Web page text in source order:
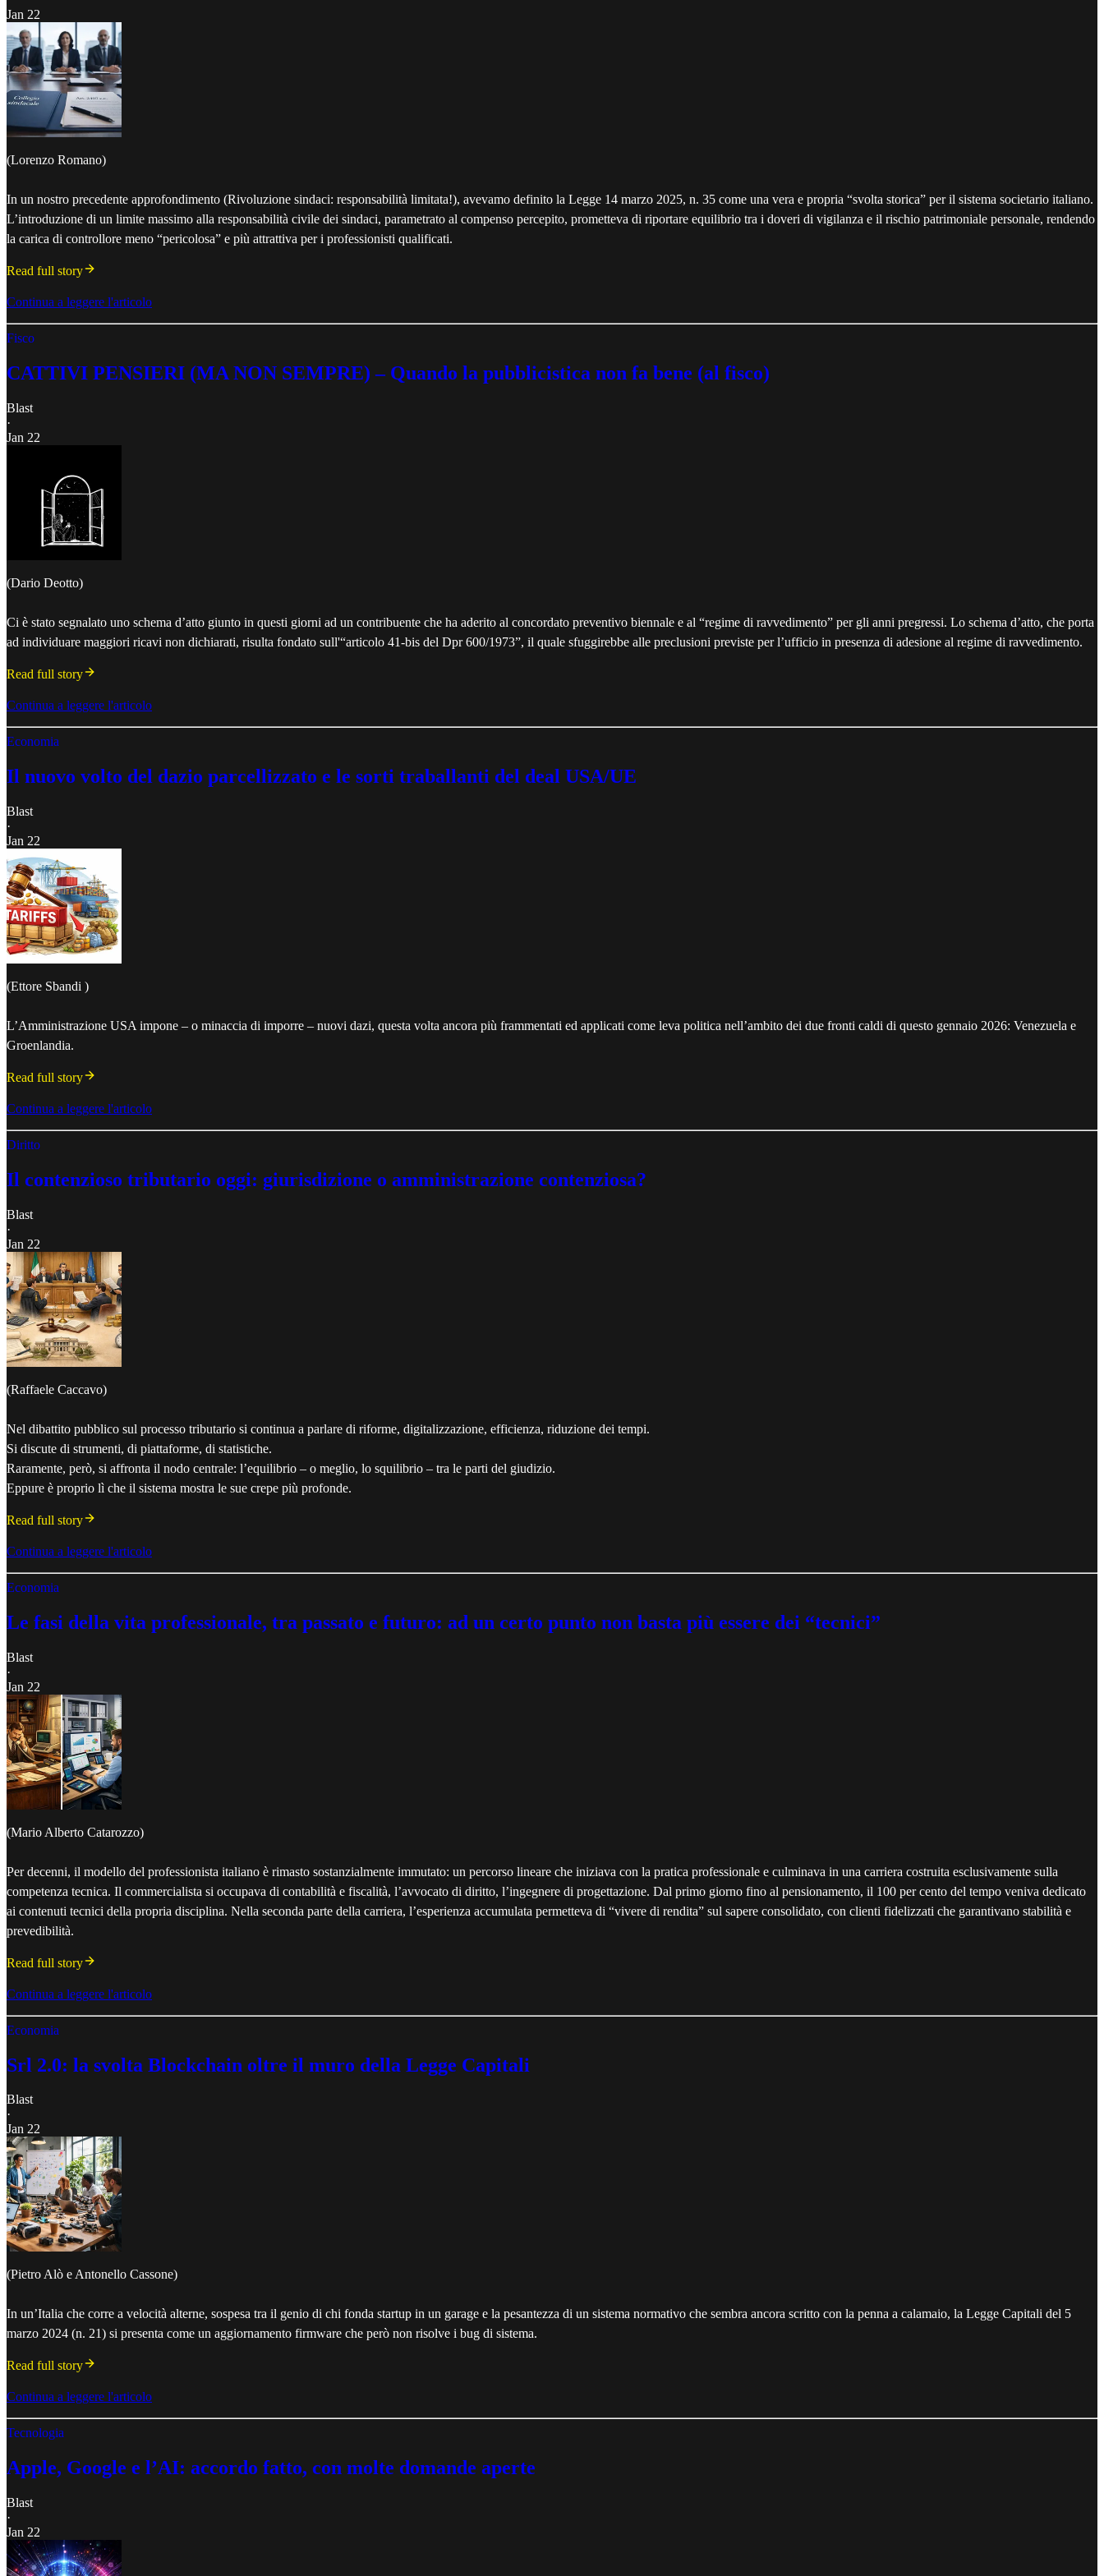
Jan 22
(Lorenzo Romano)
In un nostro precedente approfondimento (Rivoluzione sindaci: responsabilità limitata!), avevamo definito la Legge 14 marzo 2025, n. 35 come una vera e propria “svolta storica” per il sistema societario italiano.
L’introduzione di un limite massimo alla responsabilità civile dei sindaci, parametrato al compenso percepito, prometteva di riportare equilibrio tra i doveri di vigilanza e il rischio patrimoniale personale, rendendo
la carica di controllore meno “pericolosa” e più attrattiva per i professionisti qualificati.
Read full story
Continua a leggere l'articolo
Fisco
CATTIVI PENSIERI (MA NON SEMPRE) – Quando la pubblicistica non fa bene (al fisco)
Blast
·
Jan 22
(Dario Deotto)
Ci è stato segnalato uno schema d’atto giunto in questi giorni ad un contribuente che ha aderito al concordato preventivo biennale e al “regime di ravvedimento” per gli anni pregressi. Lo schema d’atto, che porta
ad individuare maggiori ricavi non dichiarati, risulta fondato sull'“articolo 41-bis del Dpr 600/1973”, il quale sfuggirebbe alle preclusioni previste per l’ufficio in presenza di adesione al regime di ravvedimento.
Read full story
Continua a leggere l'articolo
Economia
Il nuovo volto del dazio parcellizzato e le sorti traballanti del deal USA/UE
Blast
·
Jan 22
(Ettore Sbandi )
L’Amministrazione USA impone – o minaccia di imporre – nuovi dazi, questa volta ancora più frammentati ed applicati come leva politica nell’ambito dei due fronti caldi di questo gennaio 2026: Venezuela e
Groenlandia.
Read full story
Continua a leggere l'articolo
Diritto
Il contenzioso tributario oggi: giurisdizione o amministrazione contenziosa?
Blast
·
Jan 22
(Raffaele Caccavo)
Nel dibattito pubblico sul processo tributario si continua a parlare di riforme, digitalizzazione, efficienza, riduzione dei tempi.
Si discute di strumenti, di piattaforme, di statistiche.
Raramente, però, si affronta il nodo centrale: l’equilibrio – o meglio, lo squilibrio – tra le parti del giudizio.
Eppure è proprio lì che il sistema mostra le sue crepe più profonde.
Read full story
Continua a leggere l'articolo
Economia
Le fasi della vita professionale, tra passato e futuro: ad un certo punto non basta più essere dei “tecnici”
Blast
·
Jan 22
(Mario Alberto Catarozzo)
Per decenni, il modello del professionista italiano è rimasto sostanzialmente immutato: un percorso lineare che iniziava con la pratica professionale e culminava in una carriera costruita esclusivamente sulla
competenza tecnica. Il commercialista si occupava di contabilità e fiscalità, l’avvocato di diritto, l’ingegnere di progettazione. Dal primo giorno fino al pensionamento, il 100 per cento del tempo veniva dedicato
ai contenuti tecnici della propria disciplina. Nella seconda parte della carriera, l’esperienza accumulata permetteva di “vivere di rendita” sul sapere consolidato, con clienti fidelizzati che garantivano stabilità e
prevedibilità.
Read full story
Continua a leggere l'articolo
Economia
Srl 2.0: la svolta Blockchain oltre il muro della Legge Capitali
Blast
·
Jan 22
(Pietro Alò e Antonello Cassone)
In un’Italia che corre a velocità alterne, sospesa tra il genio di chi fonda startup in un garage e la pesantezza di un sistema normativo che sembra ancora scritto con la penna a calamaio, la Legge Capitali del 5
marzo 2024 (n. 21) si presenta come un aggiornamento firmware che però non risolve i bug di sistema.
Read full story
Continua a leggere l'articolo
Tecnologia
Apple, Google e l’AI: accordo fatto, con molte domande aperte
Blast
·
Jan 22